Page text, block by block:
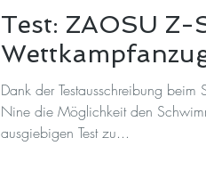
Test: ZAOSU Z-
Dank der Testausschreibung beim
Nine die Möglichkeit den
ausgiebigen Test zu...